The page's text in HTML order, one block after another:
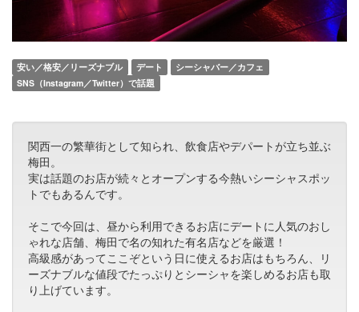
安い／格安／リーズナブル デート
シーシャバー／カフェ
SNS（Instagram／Twitter）で話題
関西一の繁華街として知られ、飲食店やデパートが立ち並ぶ
梅田。
実は話題のお店が続々とオープンする今熱いシーシャスポッ
トでもあるんです。
そこで今回は、昼から利用できるお店にデートに人気のおし
ゃれな店舗、梅田で名の知れた有名店などを厳選！
高級感があってここぞという日に使えるお店はもちろん、リ
ーズナブルな値段でたっぷりとシーシャを楽しめるお店も取
り上げています。